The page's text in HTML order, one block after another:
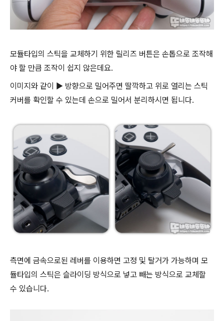
모듈타입의 스틱을 교체하기 위한 릴리즈 버튼은 손톱으로 조작해
야 할 만큼 조작이 쉽지 않은데요.
이미지와 같이 ▶ 방향으로 밀어주면 딸깍하고 위로 열리는 스틱
커버를 확인할 수 있는데 손으로 밀어서 분리하시면 됩니다.
측면에 금속으로된 레버를 이용하면 고정 및 탈거가 가능하며 모
듈타입의 스틱은 슬라이딩 방식으로 넣고 빼는 방식으로 교체할
수 있습니다.